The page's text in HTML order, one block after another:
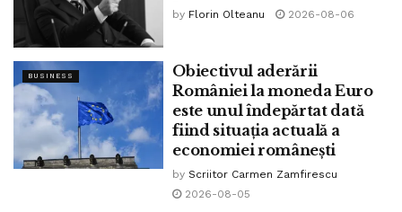
by Florin Olteanu 2026-08-06
BUSINESS
Obiectivul aderării
României la moneda Euro
este unul îndepărtat dată
fiind situația actuală a
economiei românești
by Scriitor Carmen Zamfirescu
2026-08-05